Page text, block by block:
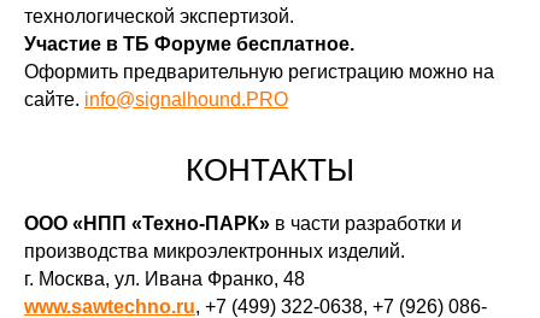
технологической экспертизой.
Участие в ТБ Форуме бесплатное.
Оформить предварительную регистрацию можно на
сайте. info@signalhound.PRO
КОНТАКТЫ
ООО «НПП «Техно-ПАРК» в части разработки и
производства микроэлектронных изделий.
г. Москва, ул. Ивана Франко, 48
www.sawtechno.ru, +7 (499) 322-0638, +7 (926) 086-